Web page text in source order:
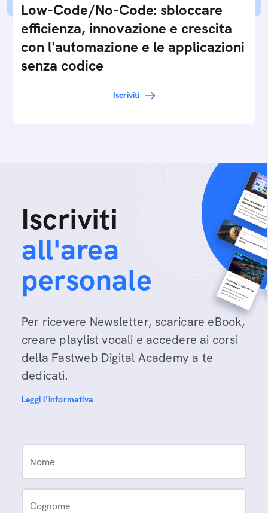
Low-Code/No-Code: sbloccare
efficienza, innovazione e crescita
con l'automazione e le applicazioni
senza codice
Iscriviti
Iscriviti
all'area
personale
Per ricevere Newsletter, scaricare eBook,
creare playlist vocali e accedere ai corsi
della Fastweb Digital Academy a te
dedicati.
Leggi l'informativa
Nome
Cognome